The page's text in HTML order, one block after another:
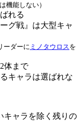
機能しない）
れる
グ戦』は大型キャ
ーダーに ミノタウロスを
体まで
キャラは選ばれな
キャラを除く残りの